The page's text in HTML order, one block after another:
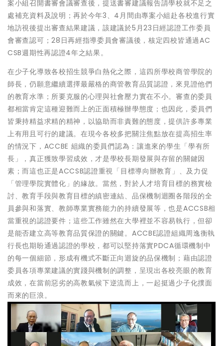
案小組召開書審會議審查後，提送書審建議報告請學校就不足之
處補充資料及說明；再於今年3、4月間由專案小組赴各校進行實
地訪視後提出審查結果建議，該建議於5月23日經認證工作委員
會審查認可；28日再經指導委員會審議後，核定四校皆通過AC
CSB週期性再認證4年之結果。
在少子化導致各校招生競爭白熱化之際，這四所學校商管學院的
師長，仍願意繼續選擇最嚴格的商管教育品質認證，來見證他們
的教育水準；所要克服的心理與社會壓力實在不小。審查的委員
都相當肯定這種迎難而上的正面積極辦學態度；也因此，委員們
皆秉持精益求精的精神，以協助而非責難的態度，提供許多專業
上有用且可行的建議。在現今各校多把關注焦點放在提高招生率
的情況下，ACCBE 組織的委員們認為：讓進來的學生「學有所
長」，真正獲致學習成效，才是學校長期發展與存留的關鍵因
素；而這也正是ACCSB認證重視「目標導向辦教育」、及力促
「管理學院實體化」的緣故。當然，對於人才培育目標的務實檢
討、教育手段與教育目標的縝密連結、品保機制迴圈各階段的全
員參與和落實、教師專業實務能力的持續發展等，也是ACCSB相
當重視的認證要件；這些工作雖然在大學裡並不容易執行，但卻
是能否建立高等教育品質保證的關鍵。ACCBE認證組織周逸衡執
行長也期盼通過認證的學校，都可以堅持落實PDCA循環機制中
的每一個細節，形成有機式不斷正向迴旋的品保機制；藉由認證
委員各項專業建議的實踐與機制的調整，呈現出各校亮眼的教育
成效，在當前惡劣的高教氣候下逆流而上，一起挺過少子化撲面
而來的巨浪。